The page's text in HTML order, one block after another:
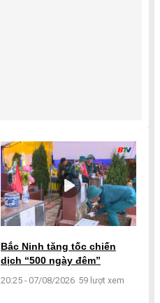
Bắc Ninh tăng tốc chiến
dịch “500 ngày đêm”
20:25 - 07/08/2026 59 lượt xem